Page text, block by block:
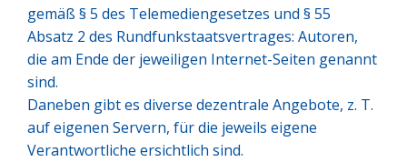
gemäß § 5 des Telemediengesetzes und § 55
Absatz 2 des Rundfunkstaatsvertrages: Autoren,
die am Ende der jeweiligen Internet-Seiten genannt
sind.
Daneben gibt es diverse dezentrale Angebote, z. T.
auf eigenen Servern, für die jeweils eigene
Verantwortliche ersichtlich sind.